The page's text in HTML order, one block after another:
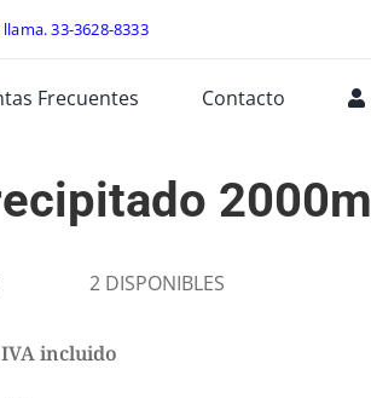
llama.33-3628-8333
Frecuentes Contacto
2000ml
2 DISPONIBLES
incluido